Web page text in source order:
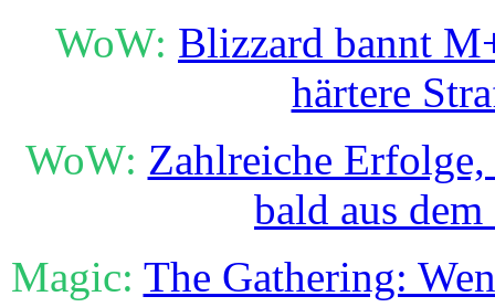
WoW: Blizzard bannt
härtere
WoW: Zahlreiche
bald aus
Magic: The Gathering: